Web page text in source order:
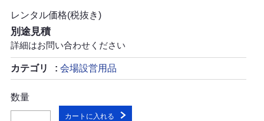
レンタル価格(税抜き)
別途見積
詳細はお問い合わせください
カテゴリ 会場設営用品
数量
カートに入れる